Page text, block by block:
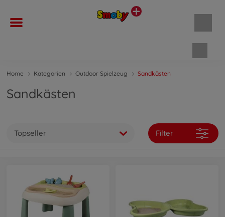
Home Kategorien Outdoor Spielzeug Sandkästen
Sandkästen
Topseller Filter